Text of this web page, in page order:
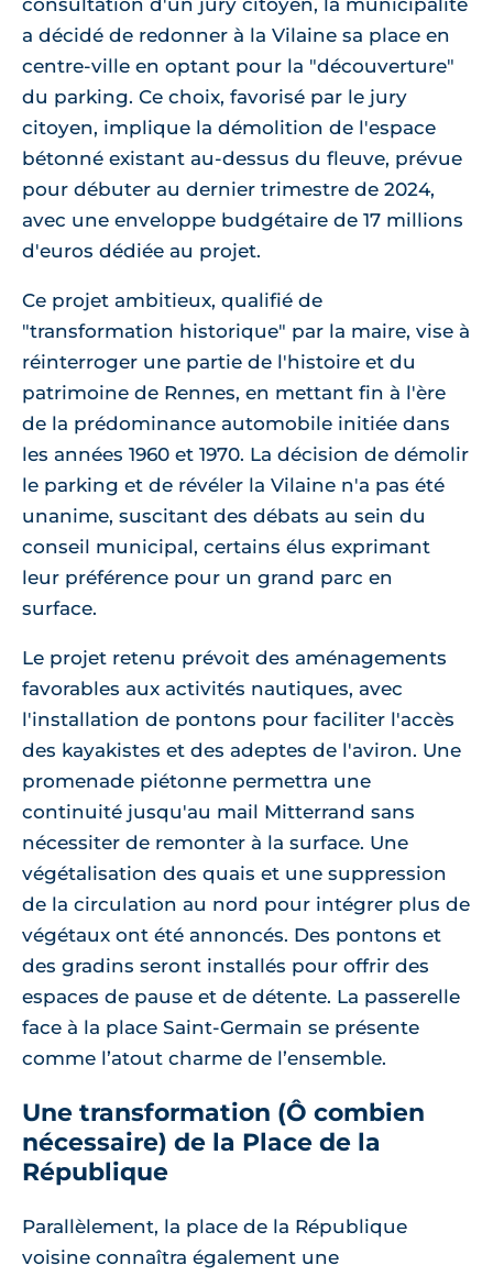
consultation d'un jury citoyen, la municipalité
a décidé de redonner à la Vilaine sa place en
centre-ville en optant pour la "découverture"
du parking. Ce choix, favorisé par le jury
citoyen, implique la démolition de l'espace
bétonné existant au-dessus du fleuve, prévue
pour débuter au dernier trimestre de 2024,
avec une enveloppe budgétaire de 17 millions
d'euros dédiée au projet.
Ce projet ambitieux, qualifié de
"transformation historique" par la maire, vise à
réinterroger une partie de l'histoire et du
patrimoine de Rennes, en mettant fin à l'ère
de la prédominance automobile initiée dans
les années 1960 et 1970. La décision de démolir
le parking et de révéler la Vilaine n'a pas été
unanime, suscitant des débats au sein du
conseil municipal, certains élus exprimant
leur préférence pour un grand parc en
surface.
Le projet retenu prévoit des aménagements
favorables aux activités nautiques, avec
l'installation de pontons pour faciliter l'accès
des kayakistes et des adeptes de l'aviron. Une
promenade piétonne permettra une
continuité jusqu'au mail Mitterrand sans
nécessiter de remonter à la surface. Une
végétalisation des quais et une suppression
de la circulation au nord pour intégrer plus de
végétaux ont été annoncés. Des pontons et
des gradins seront installés pour offrir des
espaces de pause et de détente. La passerelle
face à la place Saint-Germain se présente
comme l’atout charme de l’ensemble.
Une transformation (Ô combien
nécessaire) de la Place de la
République
Parallèlement, la place de la République
voisine connaîtra également une